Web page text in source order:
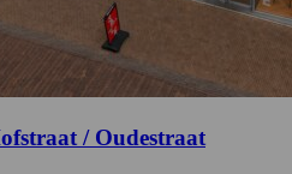
/ Oudestraat